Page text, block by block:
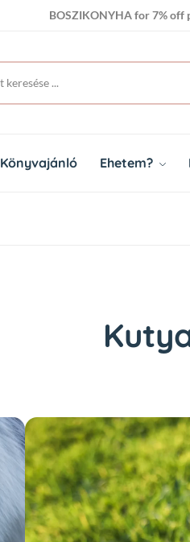
BOSZIKONYHA for 7% off
Könyvajánló Ehetem?